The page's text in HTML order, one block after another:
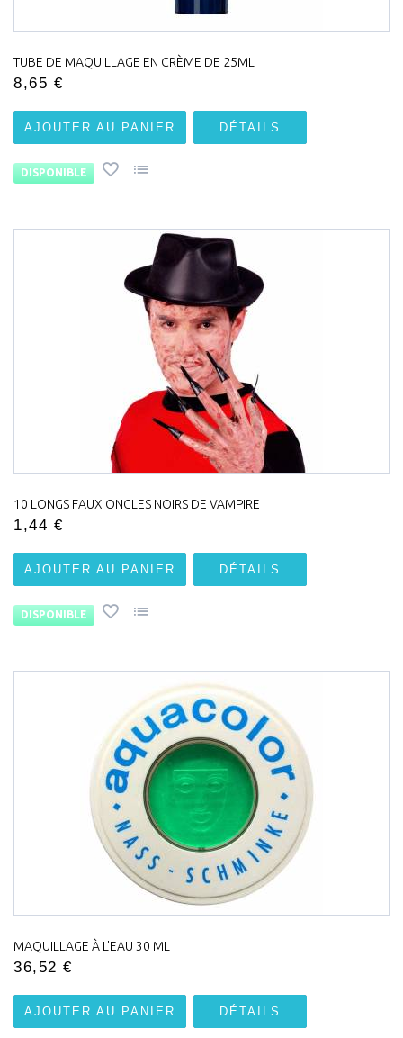
TUBE DE MAQUILLAGE EN CRÈME DE 25ML
8,65 €
AJOUTER AU PANIER DÉTAILS
DISPONIBLE
10 LONGS FAUX ONGLES NOIRS DE VAMPIRE
1,44 €
AJOUTER AU PANIER DÉTAILS
DISPONIBLE
MAQUILLAGE À L'EAU 30 ML
36,52 €
AJOUTER AU PANIER DÉTAILS